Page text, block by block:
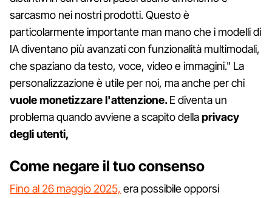
sarcasmo nei nostri prodotti. Questo è
particolarmente importante man mano che i modelli di
IA diventano più avanzati con funzionalità multimodali,
che spaziano da testo, voce, video e immagini." La
personalizzazione è utile per noi, ma anche per chi
vuole monetizzare l'attenzione.E diventa un
problema quando avviene a scapito dellaprivacy
degli utenti,
Come negare il tuo consenso
Fino al 26 maggio 2025, era possibile opporsi